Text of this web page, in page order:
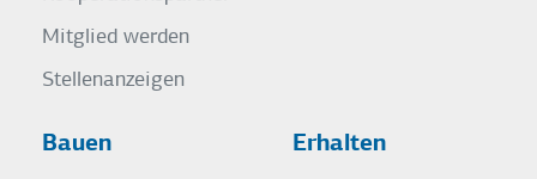
Mitglied werden
Stellenanzeigen
Bauen Erhalten